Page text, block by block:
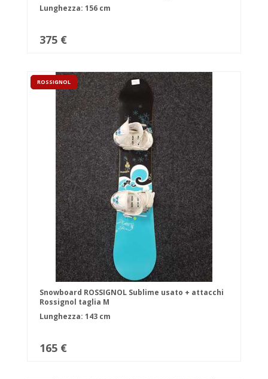
Lunghezza: 156 cm
375 €
ROSSIGNOL
Snowboard ROSSIGNOL Sublime usato + attacchi
Rossignol taglia M
Lunghezza: 143 cm
165 €